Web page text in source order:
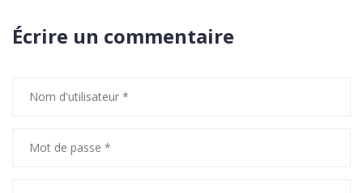
Écrire un commentaire